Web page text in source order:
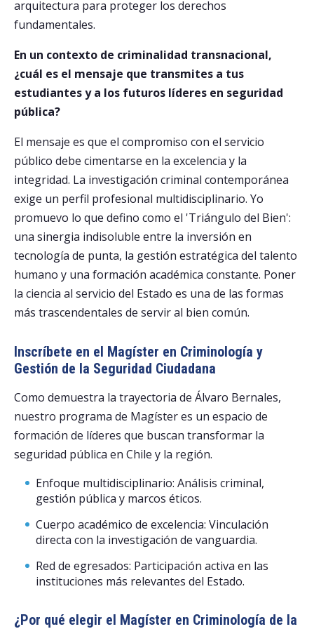
arquitectura para proteger los derechos
fundamentales.
En un contexto de criminalidad transnacional,
¿cuál es el mensaje que transmites a tus
estudiantes y a los futuros líderes en seguridad
pública?
El mensaje es que el compromiso con el servicio
público debe cimentarse en la excelencia y la
integridad. La investigación criminal contemporánea
exige un perfil profesional multidisciplinario. Yo
promuevo lo que defino como el 'Triángulo del Bien':
una sinergia indisoluble entre la inversión en
tecnología de punta, la gestión estratégica del talento
humano y una formación académica constante. Poner
la ciencia al servicio del Estado es una de las formas
más trascendentales de servir al bien común.
Inscríbete en el Magíster en Criminología y
Gestión de la Seguridad Ciudadana
Como demuestra la trayectoria de Álvaro Bernales,
nuestro programa de Magíster es un espacio de
formación de líderes que buscan transformar la
seguridad pública en Chile y la región.
Enfoque multidisciplinario: Análisis criminal,
gestión pública y marcos éticos.
Cuerpo académico de excelencia: Vinculación
directa con la investigación de vanguardia.
Red de egresados: Participación activa en las
instituciones más relevantes del Estado.
¿Por qué elegir el Magíster en Criminología de la